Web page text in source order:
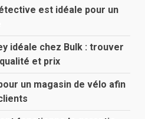
est idéale pour un
idéale chez Bulk : trouver
et prix
un magasin de vélo afin